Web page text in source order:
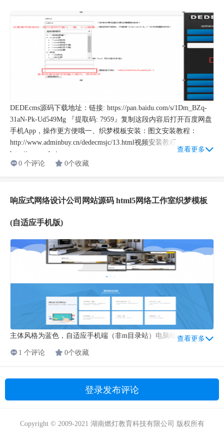
DEDEcms源码下载地址：链接: https://pan.baidu.com/s/1Dm_BZq-
31aN-Pk-Ud549Mg 『提取码: 7959』复制这段内容后打开百度网盘
手机App，操作更方便哦一、织梦模板安装：图文安装教程：
http://www.adminbuy.cn/dedecmsjc/13.html视频安装教程：
http://www.admin...
查看更多
0 个评论
0个收藏
响应式网络设计公司网站源码 html5网络工作室织梦模板
(自适应手机版)
主体风格为蓝色，自适应手机端（非m目录站）电脑端：手机端：
查看更多
1 个评论
0个收藏
登录发布评论
Copyright © 2009-2021 湖南燃灯教育科技有限公司 版权所有